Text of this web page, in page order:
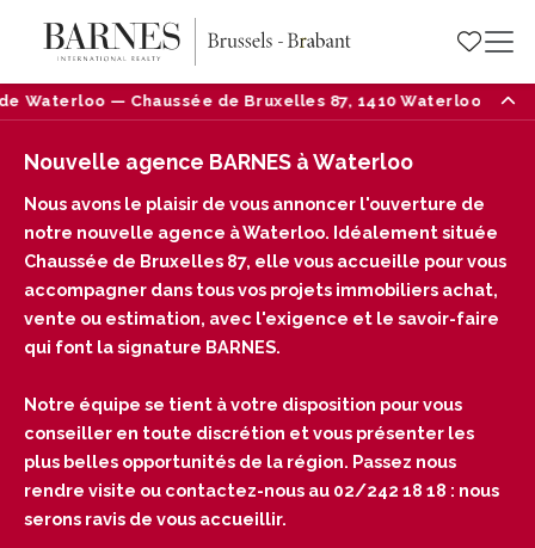
87, 1410 Waterloo — Tél : 02/242 18 18
Nouvelle agence BARNES à Waterloo
Nous avons le plaisir de vous annoncer l'ouverture de
notre nouvelle agence à Waterloo. Idéalement située
Chaussée de Bruxelles 87, elle vous accueille pour vous
accompagner dans tous vos projets immobiliers achat,
vente ou estimation, avec l'exigence et le savoir-faire
qui font la signature BARNES.
Notre équipe se tient à votre disposition pour vous
conseiller en toute discrétion et vous présenter les
plus belles opportunités de la région. Passez nous
rendre visite ou contactez-nous au 02/242 18 18 : nous
serons ravis de vous accueillir.